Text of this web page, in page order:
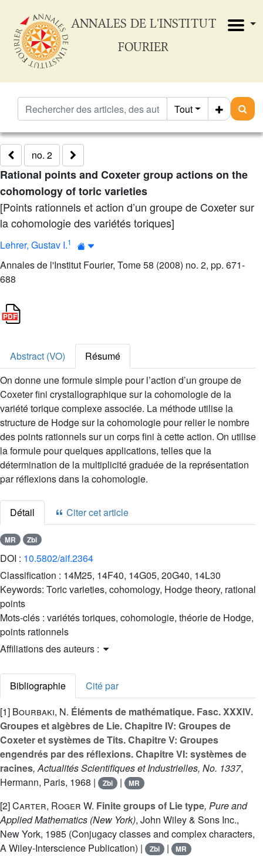
ANNALES DE L'INSTITUT
FOURIER
Tout
no. 2
Rational points and Coxeter group actions on the
cohomology of toric varieties
[Points rationnels et action d’un groupe de Coxeter sur
la cohomologie des variétés toriques]
Lehrer, Gustav I.1
Annales de l'Institut Fourier, Tome 58 (2008) no. 2, pp. 671-
688
Abstract (VO)
Résumé
On donne une formule simple pour l’action d’un groupe de
Coxeter fini crystallographique sur la cohomologie de la
variété torique complexe associée. La méthode utilise la
structure de Hodge sur la cohomologie pour relier le nombre
des points rationnels sur un corps fini à cette action. On utilise
la formule pour quelques applications, telles que la
détermination de la multiplicité graduée de la représentation
par réflexions dans la cohomologie.
Détail Citer cet article
MR Zbl
DOI : 10.5802/aif.2364
Classification : 14M25, 14F40, 14G05, 20G40, 14L30
Keywords: Toric varieties, cohomology, Hodge theory, rational
points
Mots-clés : variétés toriques, cohomologie, théorie de Hodge,
points rationnels
Affiliations des auteurs :
Bibliographie
Cité par
[1] Bourbaki, N. Éléments de mathématique. Fasc. XXXIV.
Groupes et algèbres de Lie. Chapitre IV: Groupes de
Coxeter et systèmes de Tits. Chapitre V: Groupes
engendrés par des réflexions. Chapitre VI: systèmes de
racines, Actualités Scientifiques et Industrielles, No. 1337,
Hermann, Paris, 1968 |
Zbl | MR
[2]Carter, Roger W. Finite groups of Lie type, Pure and
Applied Mathematics (New York), John Wiley & Sons Inc.,
New York, 1985 (Conjugacy classes and complex characters,
A Wiley-Interscience Publication) |
Zbl | MR